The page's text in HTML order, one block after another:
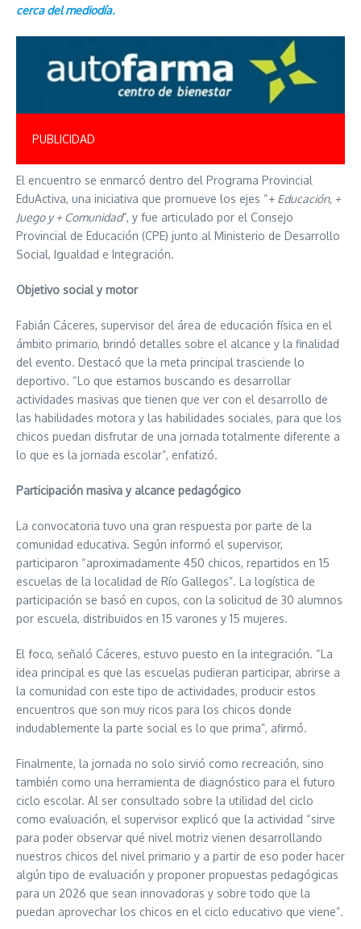
cerca del mediodía.
PUBLICIDAD
El encuentro se enmarcó dentro del Programa Provincial
EduActiva, una iniciativa que promueve los ejes “+ Educación, +
Juego y + Comunidad”, y fue articulado por el Consejo
Provincial de Educación (CPE) junto al Ministerio de Desarrollo
Social, Igualdad e Integración.
Objetivo social y motor
Fabián Cáceres, supervisor del área de educación física en el
ámbito primario, brindó detalles sobre el alcance y la finalidad
del evento. Destacó que la meta principal trasciende lo
deportivo. “Lo que estamos buscando es desarrollar
actividades masivas que tienen que ver con el desarrollo de
las habilidades motora y las habilidades sociales, para que los
chicos puedan disfrutar de una jornada totalmente diferente a
lo que es la jornada escolar”, enfatizó.
Participación masiva y alcance pedagógico
La convocatoria tuvo una gran respuesta por parte de la
comunidad educativa. Según informó el supervisor,
participaron “aproximadamente 450 chicos, repartidos en 15
escuelas de la localidad de Río Gallegos”. La logística de
participación se basó en cupos, con la solicitud de 30 alumnos
por escuela, distribuidos en 15 varones y 15 mujeres.
El foco, señaló Cáceres, estuvo puesto en la integración. “La
idea principal es que las escuelas pudieran participar, abrirse a
la comunidad con este tipo de actividades, producir estos
encuentros que son muy ricos para los chicos donde
indudablemente la parte social es lo que prima”, afirmó.
Finalmente, la jornada no solo sirvió como recreación, sino
también como una herramienta de diagnóstico para el futuro
ciclo escolar. Al ser consultado sobre la utilidad del ciclo
como evaluación, el supervisor explicó que la actividad “sirve
para poder observar qué nivel motriz vienen desarrollando
nuestros chicos del nivel primario y a partir de eso poder hacer
algún tipo de evaluación y proponer propuestas pedagógicas
para un 2026 que sean innovadoras y sobre todo que la
puedan aprovechar los chicos en el ciclo educativo que viene”.